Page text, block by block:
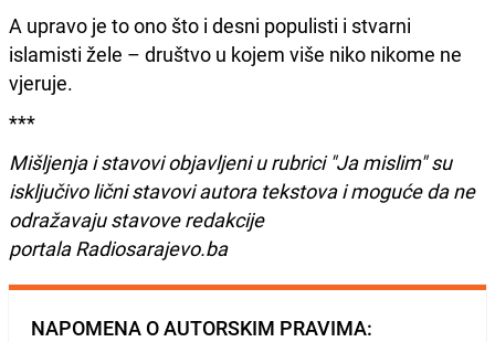
A upravo je to ono što i desni populisti i stvarni
islamisti žele – društvo u kojem više niko nikome ne
vjeruje.
***
Mišljenja i stavovi objavljeni u rubrici "Ja mislim" su
isključivo lični stavovi autora tekstova i moguće da ne
odražavaju stavove redakcije
portala Radiosarajevo.ba
NAPOMENA O AUTORSKIM PRAVIMA: